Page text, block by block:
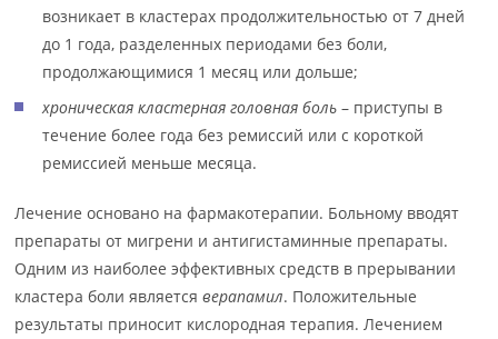
возникает в кластерах продолжительностью от 7 дней
до 1 года, разделенных периодами без боли,
продолжающимися 1 месяц или дольше;
хроническая кластерная головная боль – приступы в
течение более года без ремиссий или с короткой
ремиссией меньше месяца.
Лечение основано на фармакотерапии. Больному вводят
препараты от мигрени и антигистаминные препараты.
Одним из наиболее эффективных средств в прерывании
кластера боли являетсяверапамил. Положительные
результаты приносит кислородная терапия. Лечением